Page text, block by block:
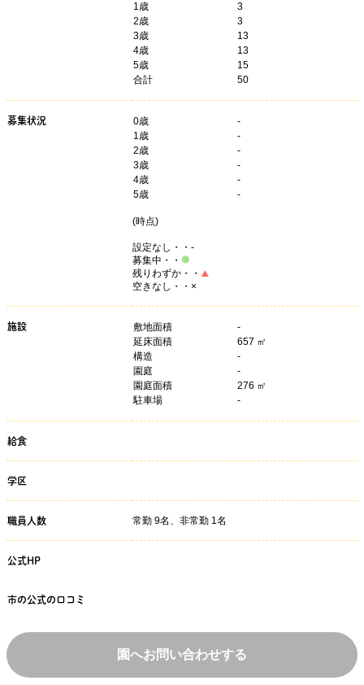
1歳
3
2歳
3
3歳
13
4歳
13
5歳
15
合計
50
募集状況 0歳
-
1歳
-
2歳
-
3歳
-
4歳
-
5歳 -
(時点)
設定なし・・-
募集中・・
残りわずか・・
空きなし・・×
施設 敷地面積
-
延床面積
657 ㎡
構造
-
園庭
-
園庭面積
276 ㎡
駐車場
-
給食
学区
職員人数 常勤 9名、非常勤 1名
公式HP
市の公式の口コミ
園へお問い合わせする